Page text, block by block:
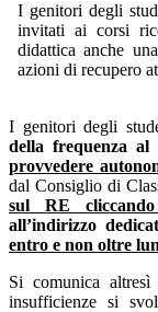
I genitori degli
invitati ai corsi
didattica anche
azioni di recupero
I genitori degli
della frequenza al
provvedere
dal Consiglio di
sul RE
all’indirizzo
entro e non oltre
Si comunica
insufficienze si